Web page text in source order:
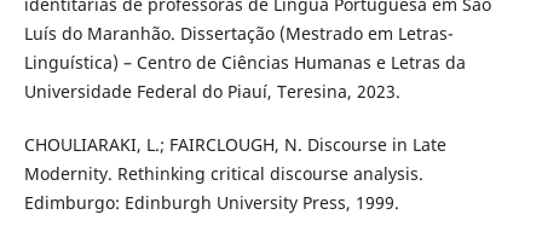
Luís do Maranhão. Dissertação (Mestrado em Letras-
Linguística) – Centro de Ciências Humanas e Letras da
Universidade Federal do Piauí, Teresina, 2023.
CHOULIARAKI, L.; FAIRCLOUGH, N. Discourse in Late
Modernity. Rethinking critical discourse analysis.
Edimburgo: Edinburgh University Press, 1999.